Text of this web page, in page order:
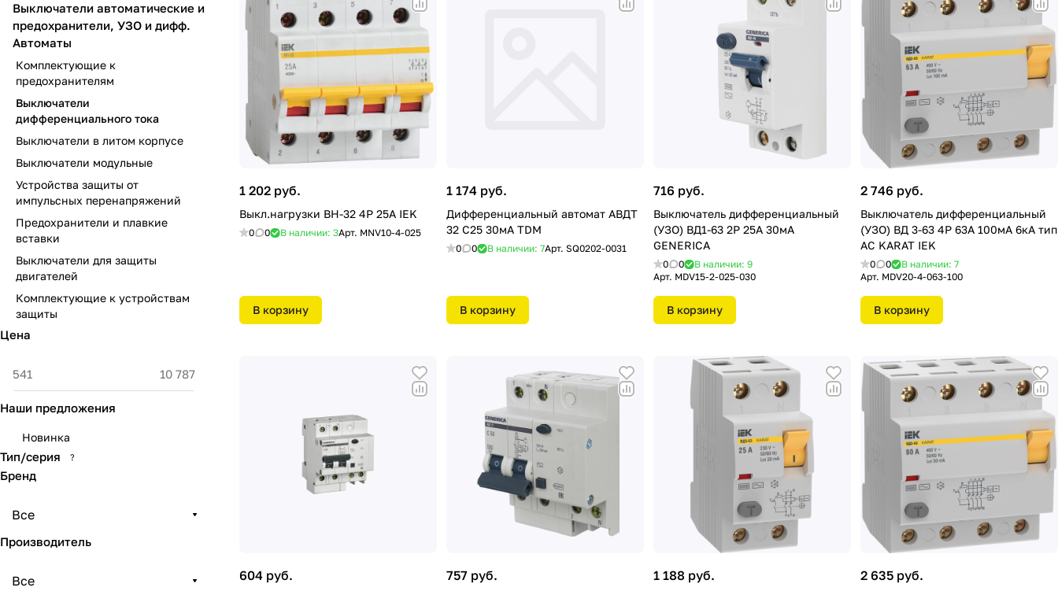
1 202 руб.
Выкл.нагрузки ВН-32 4Р 25А IEK
0 0 В наличии: 3Арт. MNV10-4-025
В корзину
1 174 руб.
Дифференциальный автомат АВДТ
32 С25 30мА TDM
0 0 В наличии: 7Арт. SQ0202-0031
В корзину
716 руб.
Выключатель дифференциальный
(УЗО) ВД1-63 2Р 25А 30мА
GENERICA
0 0
В наличии: 9
Арт. MDV15-2-025-030
В корзину
2 746 руб.
Выключатель дифференциальный
(УЗО) ВД 3-63 4Р 63А 100мA 6кА тип
АС KARAT IEK
0 0
В наличии: 7
Арт. MDV20-4-063-100
В корзину
604 руб. 757 руб. 1 188 руб. 2 635 руб.
Выключатели автоматические и
предохранители, УЗО и дифф.
Автоматы
Комплектующие к
предохранителям
Выключатели
дифференциального тока
Выключатели в литом корпусе
Выключатели модульные
Устройства защиты от
импульсных перенапряжений
Предохранители и плавкие
вставки
Выключатели для защиты
двигателей
Комплектующие к устройствам
защиты
Цена
Наши предложения
Новинка
Тип/серия ?
Бренд
Все
Производитель
Все